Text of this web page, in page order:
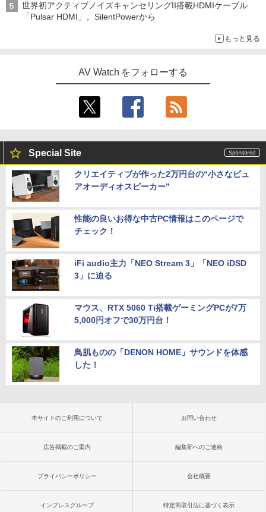
世界初アクティブノイズキャンセリングII搭載HDMIケーブル
「Pulsar HDMI」。SilentPowerから
もっと見る
AV Watch をフォローする
Special Site
クリエイティブが作った2万円台の“小さなピュ
アオーディオスピーカー”
性能の良いお得な中古PC情報はこのページで
チェック！
iFi audio主力「NEO Stream 3」「NEO iDSD
3」に迫る
マウス、RTX 5060 Ti搭載ゲーミングPCが7万
5,000円オフで30万円台！
鳥肌ものの「DENON HOME」サウンドを体感
した！
本サイトのご利用について お問い合わせ
広告掲載のご案内 編集部へのご連絡
プライバシーポリシー 会社概要
インプレスグループ 特定商取引法に基づく表示